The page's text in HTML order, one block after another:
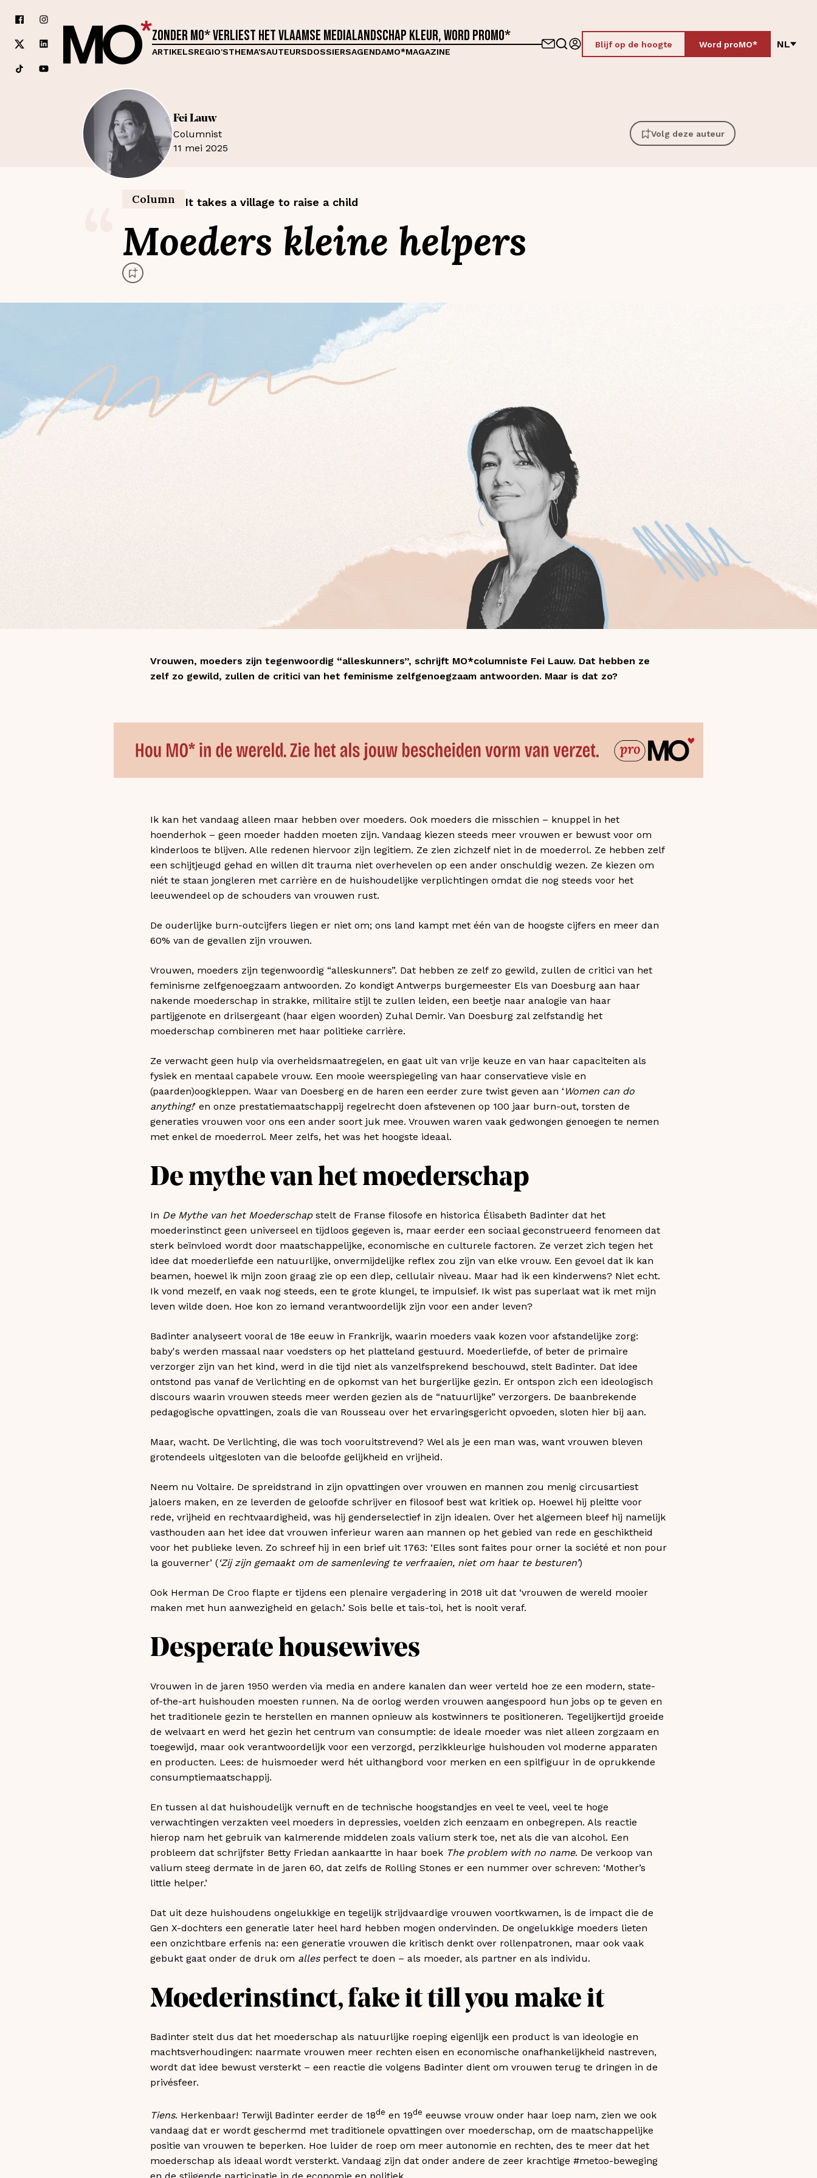
Zonder MO* verliest het Vlaamse medialandschap kleur, word proMO*
ARTIKELSREGIO'STHEMA'SAUTEURSDOSSIERSAGENDAMO*MAGAZINE
Blijf op de hoogte Word proMO* NL
Fei Lauw
Columnist
11 mei 2025
Volg deze auteur
Column It takes a village to raise a child
Moeders kleine helpers
Vrouwen, moeders zijn tegenwoordig “alleskunners”, schrijft MO*columniste Fei Lauw. Dat hebben ze
zelf zo gewild, zullen de critici van het feminisme zelfgenoegzaam antwoorden. Maar is dat zo?
Ik kan het vandaag alleen maar hebben over moeders. Ook moeders die misschien – knuppel in het
hoenderhok – geen moeder hadden moeten zijn. Vandaag kiezen steeds meer vrouwen er bewust voor om
kinderloos te blijven. Alle redenen hiervoor zijn legitiem. Ze zien zichzelf niet in de moederrol. Ze hebben zelf
een schijtjeugd gehad en willen dit trauma niet overhevelen op een ander onschuldig wezen. Ze kiezen om
niét te staan jongleren met carrière en de huishoudelijke verplichtingen omdat die nog steeds voor het
leeuwendeel op de schouders van vrouwen rust.
De ouderlijke burn-outcijfers liegen er niet om; ons land kampt met één van de hoogste cijfers en meer dan
60% van de gevallen zijn vrouwen.
Vrouwen, moeders zijn tegenwoordig “alleskunners”. Dat hebben ze zelf zo gewild, zullen de critici van het
feminisme zelfgenoegzaam antwoorden. Zo kondigt Antwerps burgemeester Els van Doesburg aan haar
nakende moederschap in strakke, militaire stijl te zullen leiden, een beetje naar analogie van haar
partijgenote en drilsergeant (haar eigen woorden) Zuhal Demir. Van Doesburg zal zelfstandig het
moederschap combineren met haar politieke carrière.
Ze verwacht geen hulp via overheidsmaatregelen, en gaat uit van vrije keuze en van haar capaciteiten als
fysiek en mentaal capabele vrouw. Een mooie weerspiegeling van haar conservatieve visie en
(paarden)oogkleppen. Waar van Doesberg en de haren een eerder zure twist geven aan ‘ Women can do
anything!’ en onze prestatiemaatschappij regelrecht doen afstevenen op 100 jaar burn-out, torsten de
generaties vrouwen voor ons een ander soort juk mee. Vrouwen waren vaak gedwongen genoegen te nemen
met enkel de moederrol. Meer zelfs, het was het hoogste ideaal.
De mythe van het moederschap
In De Mythe van het Moederschapstelt de Franse filosofe en historica Élisabeth Badinter dat het
moederinstinct geen universeel en tijdloos gegeven is, maar eerder een sociaal geconstrueerd fenomeen dat
sterk beïnvloed wordt door maatschappelijke, economische en culturele factoren. Ze verzet zich tegen het
idee dat moederliefde een natuurlijke, onvermijdelijke reflex zou zijn van elke vrouw. Een gevoel dat ik kan
beamen, hoewel ik mijn zoon graag zie op een diep, cellulair niveau. Maar had ik een kinderwens? Niet echt.
Ik vond mezelf, en vaak nog steeds, een te grote klungel, te impulsief. Ik wist pas superlaat wat ik met mijn
leven wilde doen. Hoe kon zo iemand verantwoordelijk zijn voor een ander leven?
Badinter analyseert vooral de 18e eeuw in Frankrijk, waarin moeders vaak kozen voor afstandelijke zorg:
baby's werden massaal naar voedsters op het platteland gestuurd. Moederliefde, of beter de primaire
verzorger zijn van het kind, werd in die tijd niet als vanzelfsprekend beschouwd, stelt Badinter. Dat idee
ontstond pas vanaf de Verlichting en de opkomst van het burgerlijke gezin. Er ontspon zich een ideologisch
discours waarin vrouwen steeds meer werden gezien als de “natuurlijke” verzorgers. De baanbrekende
pedagogische opvattingen, zoals die van Rousseau over het ervaringsgericht opvoeden, sloten hier bij aan.
Maar, wacht. De Verlichting, die was toch vooruitstrevend? Wel als je een man was, want vrouwen bleven
grotendeels uitgesloten van die beloofde gelijkheid en vrijheid.
Neem nu Voltaire. De spreidstrand in zijn opvattingen over vrouwen en mannen zou menig circusartiest
jaloers maken, en ze leverden de geloofde schrijver en filosoof best wat kritiek op. Hoewel hij pleitte voor
rede, vrijheid en rechtvaardigheid, was hij genderselectief in zijn idealen. Over het algemeen bleef hij namelijk
vasthouden aan het idee dat vrouwen inferieur waren aan mannen op het gebied van rede en geschiktheid
voor het publieke leven. Zo schreef hij in een brief uit 1763: ‘Elles sont faites pour orner la société et non pour
la gouverner’ (‘Zij zijn gemaakt om de samenleving te verfraaien, niet om haar te besturen’)
Ook Herman De Croo flapte er tijdens een plenaire vergadering in 2018 uit dat ‘vrouwen de wereld mooier
maken met hun aanwezigheid en gelach.’ Sois belle et tais-toi, het is nooit veraf.
Desperate housewives
Vrouwen in de jaren 1950 werden via media en andere kanalen dan weer verteld hoe ze een modern, state-
of-the-art huishouden moesten runnen. Na de oorlog werden vrouwen aangespoord hun jobs op te geven en
het traditionele gezin te herstellen en mannen opnieuw als kostwinners te positioneren. Tegelijkertijd groeide
de welvaart en werd het gezin het centrum van consumptie: de ideale moeder was niet alleen zorgzaam en
toegewijd, maar ook verantwoordelijk voor een verzorgd, perzikkleurige huishouden vol moderne apparaten
en producten. Lees: de huismoeder werd hét uithangbord voor merken en een spilfiguur in de oprukkende
consumptiemaatschappij.
En tussen al dat huishoudelijk vernuft en de technische hoogstandjes en veel te veel, veel te hoge
verwachtingen verzakten veel moeders in depressies, voelden zich eenzaam en onbegrepen. Als reactie
hierop nam het gebruik van kalmerende middelen zoals valium sterk toe, net als die van alcohol. Een
probleem dat schrijfster Betty Friedan aankaartte in haar boek The problem with no name. De verkoop van
valium steeg dermate in de jaren 60, dat zelfs de Rolling Stones er een nummer over schreven: ‘Mother’s
little helper.’
Dat uit deze huishoudens ongelukkige en tegelijk strijdvaardige vrouwen voortkwamen, is de impact die de
Gen X-dochters een generatie later heel hard hebben mogen ondervinden. De ongelukkige moeders lieten
een onzichtbare erfenis na: een generatie vrouwen die kritisch denkt over rollenpatronen, maar ook vaak
gebukt gaat onder de druk om allesperfect te doen – als moeder, als partner en als individu.
Moederinstinct, fake it till you make it
Badinter stelt dus dat het moederschap als natuurlijke roeping eigenlijk een product is van ideologie en
machtsverhoudingen: naarmate vrouwen meer rechten eisen en economische onafhankelijkheid nastreven,
wordt dat idee bewust versterkt – een reactie die volgens Badinter dient om vrouwen terug te dringen in de
privésfeer.
Tiens. Herkenbaar! Terwijl Badinter eerder de 18de en 19de eeuwse vrouw onder haar loep nam, zien we ook
vandaag dat er wordt geschermd met traditionele opvattingen over moederschap, om de maatschappelijke
positie van vrouwen te beperken. Hoe luider de roep om meer autonomie en rechten, des te meer dat het
moederschap als ideaal wordt versterkt. Vandaag zijn dat onder andere de zeer krachtige #metoo-beweging